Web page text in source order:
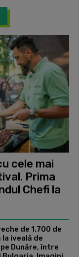
cele mai
Prima
Chefi la
de 1.700 de
la iveală de
Dunăre, între